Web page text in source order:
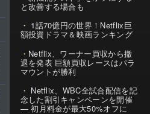
と改善する場合も
1話70億円の世界！Netflix巨
額投資ドラマ＆映画ランキング
Netflix、ワーナー買収から撤
退を発表 巨額買収レースはパラ
マウントが勝利
Netflix、WBC全試合配信を記
念した割引キャンペーンを開催
— 初月料金が最大50%オフに